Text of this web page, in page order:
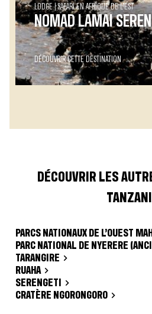
LODGE SAFARI EN AFRIQUE DE L’EST
NOMAD LAMAI
DÉCOUVRIR CETTE DESTINATION
DÉCOUVRIR LES
PARCS NATIONAUX DE L’OUEST
PARC NATIONAL DE NYERERE
TARANGIRE
RUAHA
SERENGETI
CRATÈRE NGORONGORO